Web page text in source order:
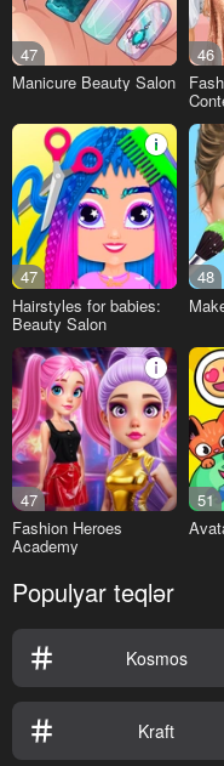
47
Manicure Beauty Salon
46
47
Hairstyles for babies:
Beauty Salon
48
47
Fashion Heroes
Academy
51
Populyar teqlər
Kosmos
Kraft